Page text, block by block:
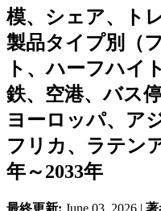
模、シェア、ト
製品タイプ別（
ト、ハーフハイ
鉄、空港、バス
ヨーロッパ、ア
フリカ、ラテン
年～2033年
最終更新: June 03, 2026 | 著